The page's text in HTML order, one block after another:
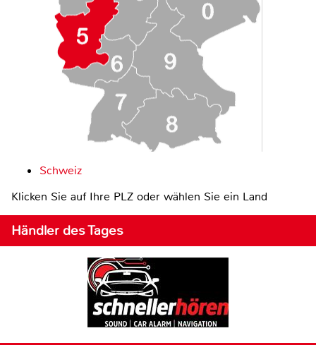
Schweiz
Klicken Sie auf Ihre PLZ oder wählen Sie ein Land
Händler des Tages